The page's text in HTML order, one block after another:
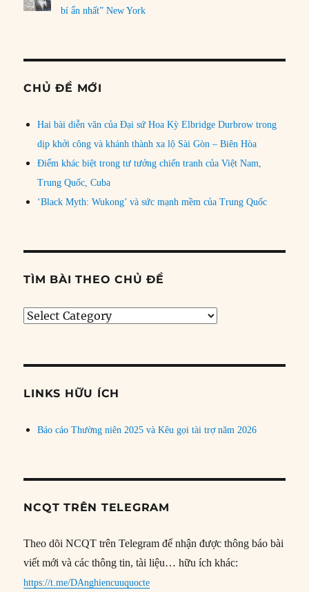
bí ẩn nhất” New York
CHỦ ĐỀ MỚI
Hai bài diễn văn của Đại sứ Hoa Kỳ Elbridge Durbrow trong
dịp khởi công và khánh thành xa lộ Sài Gòn – Biên Hòa
Điểm khác biệt trong tư tưởng chiến tranh của Việt Nam,
Trung Quốc, Cuba
‘Black Myth: Wukong’ và sức mạnh mềm của Trung Quốc
TÌM BÀI THEO CHỦ ĐỀ
Tìm
đề
LINKS HỮU ÍCH
Báo cáo Thường niên 2025 và Kêu gọi tài trợ năm 2026
NCQT TRÊN TELEGRAM
Theo dõi NCQT trên Telegram để nhận được thông báo bài
viết mới và các thông tin, tài liệu… hữu ích khác:
https://t.me/DAnghiencuuquocte